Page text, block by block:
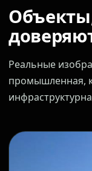
Реальные
промышленная,